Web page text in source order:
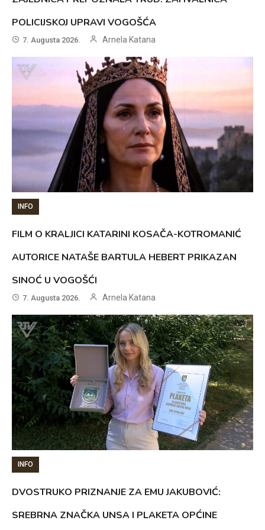
POLICIJSKOJ UPRAVI VOGOŠĆA
7. Augusta 2026. Arnela Katana
INFO
FILM O KRALJICI KATARINI KOSAČA-KOTROMANIĆ
AUTORICE NATAŠE BARTULA HEBERT PRIKAZAN
SINOĆ U VOGOŠĆI
7. Augusta 2026. Arnela Katana
INFO
DVOSTRUKO PRIZNANJE ZA EMU JAKUBOVIĆ:
SREBRNA ZNAČKA UNSA I PLAKETA OPĆINE